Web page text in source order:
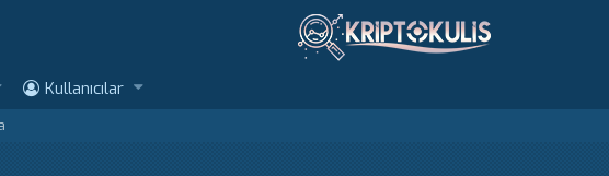
Kullanıcılar